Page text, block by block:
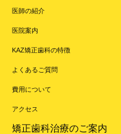
医師の紹介
医院案内
KAZ矯正歯科の特徴
よくあるご質問
費用について
アクセス
矯正歯科治療のご案内